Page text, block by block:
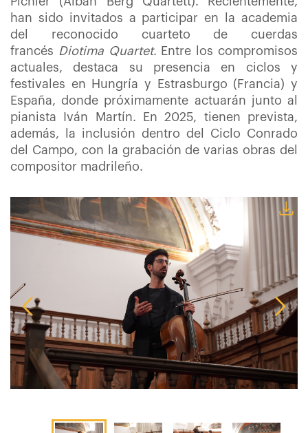
han sido invitados a participar en la academia
del reconocido cuarteto de cuerdas
francés Diotima Quartet. Entre los compromisos
actuales, destaca su presencia en ciclos y
festivales en Hungría y Estrasburgo (Francia) y
España, donde próximamente actuarán junto al
pianista Iván Martín. En 2025, tienen prevista,
además, la inclusión dentro del Ciclo Conrado
del Campo, con la grabación de varias obras del
compositor madrileño.